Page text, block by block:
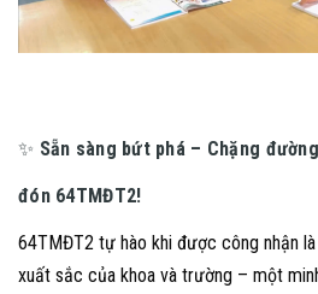
✨ Sẵn sàng bứt phá – Chặng
đón 64TMĐT2!
64TMĐT2 tự hào khi được công nhận
xuất sắc của khoa và trường – một